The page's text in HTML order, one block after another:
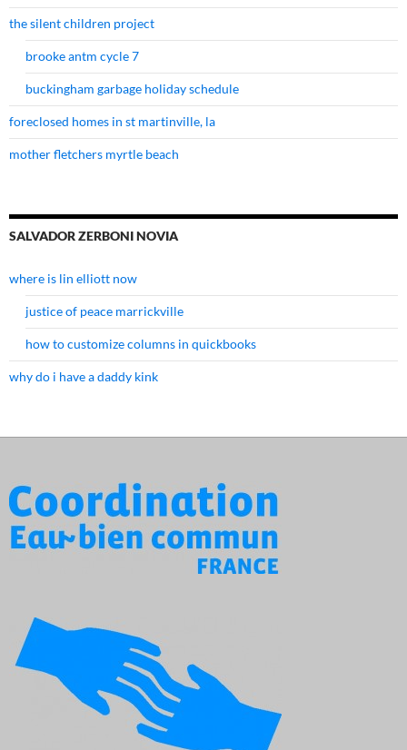
the silent children project
brooke antm cycle 7
buckingham garbage holiday schedule
foreclosed homes in st martinville, la
mother fletchers myrtle beach
SALVADOR ZERBONI NOVIA
where is lin elliott now
justice of peace marrickville
how to customize columns in quickbooks
why do i have a daddy kink